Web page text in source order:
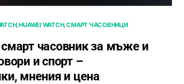
HUAWEI WATCH СМАРТ ЧАСОВНИЦИ
часовник за мъже и
и спорт –
мнения и цена